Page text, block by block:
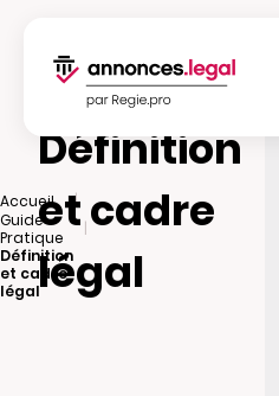
Accueil
|
Guide
Pratique
|
Définition
et cadre
légal
Définition
et cadre
légal